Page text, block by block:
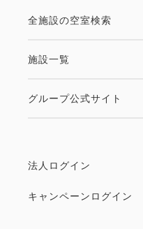
全施設の空室検索
施設一覧
グループ公式サイト
法人ログイン
キャンペーンログイン